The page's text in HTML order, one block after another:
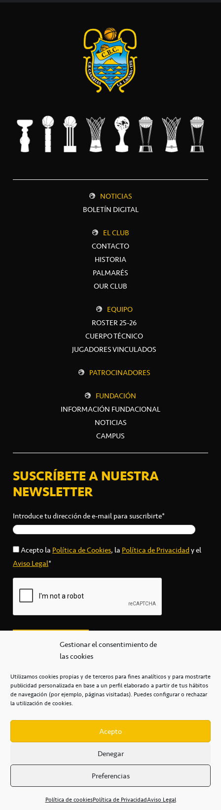
Gestionar el consentimiento de
las cookies
Utilizamos cookies propias y de terceros para fines analíticos y para mostrarte
publicidad personalizada en base a un perfil elaborado a partir de tus hábitos
de navegación (por ejemplo, páginas visitadas). Puedes configurar o rechazar
la utilización de cookies.
Acepto
Denegar
Preferencias
Política de cookiesPolítica de PrivacidadAviso Legal
NOTICIAS
BOLETÍN DIGITAL
EL CLUB
CONTACTO
HISTORIA
PALMARÉS
OUR CLUB
EQUIPO
ROSTER 25-26
CUERPO TÉCNICO
JUGADORES VINCULADOS
PATROCINADORES
FUNDACIÓN
INFORMACIÓN FUNDACIONAL
NOTICIAS
CAMPUS
SUSCRÍBETE A NUESTRA
NEWSLETTER
Introduce tu dirección de e-mail para suscribirte*
Acepto laPolítica de Cookies, laPolítica de Privacidady el
Aviso Legal*
secretaria@cbcanarias.es
+34 922 253 684
Casa del Deporte / 38108 – La Laguna
POLÍTICA DE PRIVACIDAD / POLÍTICA DE COOKIES /
AVISO LEGAL / CONDICIONES